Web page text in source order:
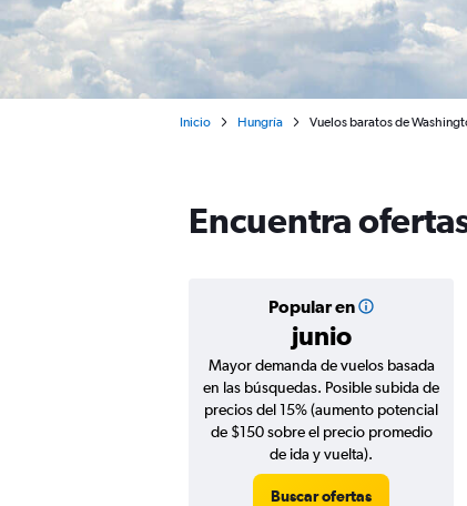
Inicio Hungría Vuelos baratos de
Encuentra
Popular en
junio
Mayor demanda de vuelos basada
en las búsquedas. Posible subida de
precios del 15% (aumento potencial
de $150 sobre el precio promedio
de ida y vuelta).
Buscar ofertas